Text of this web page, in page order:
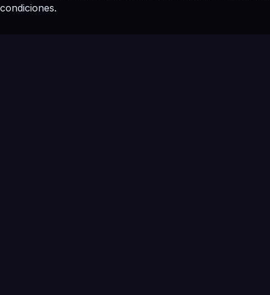
condiciones.